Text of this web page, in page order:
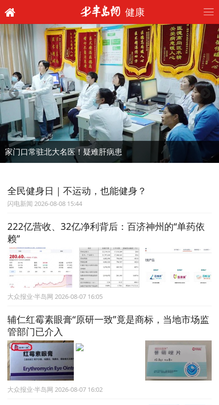
健康
家门口常驻北大名医！疑难肝病患
全民健身日｜不运动，也能健身？
闪电新闻 2026-08-08 15:44
222亿营收、32亿净利背后：百济神州的“单药依
赖”
大众报业·半岛网 2026-08-07 16:05
辅仁红霉素眼膏“原研一致”竟是商标，当地市场监
管部门已介入
大众报业·半岛网 2026-08-07 16:02